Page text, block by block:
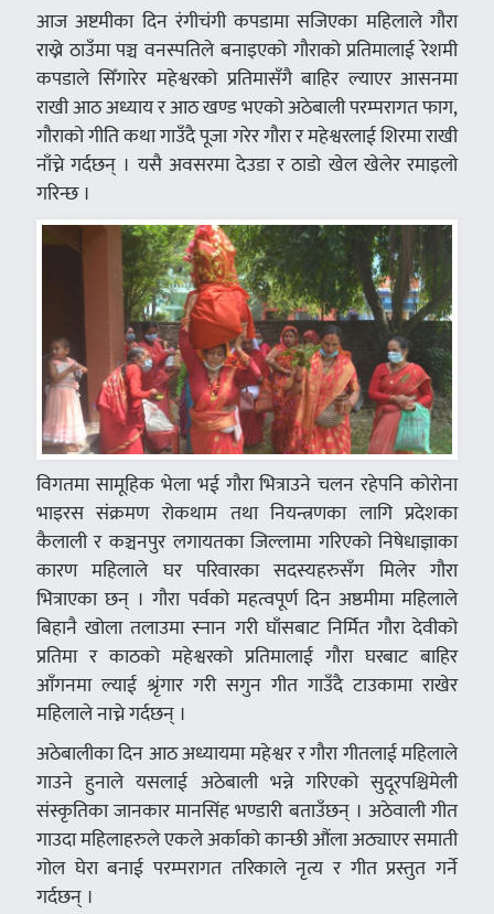
आज अष्टमीका दिन रंगीचंगी कपडामा सजिएका महिलाले गौरा
राख्ने ठाउँमा पञ्च वनस्पतिले बनाइएको गौराको प्रतिमालाई रेशमी
कपडाले सिँगारेर महेश्वरको प्रतिमासँगै बाहिर ल्याएर आसनमा
राखी आठ अध्याय र आठ खण्ड भएको अठेबाली परम्परागत फाग,
गौराको गीति कथा गाउँदै पूजा गरेर गौरा र महेश्वरलाई शिरमा राखी
नाँच्ने गर्दछन् । यसै अवसरमा देउडा र ठाडो खेल खेलेर रमाइलो
गरिन्छ ।
विगतमा सामूहिक भेला भई गौरा भित्राउने चलन रहेपनि कोरोना
भाइरस संक्रमण रोकथाम तथा नियन्त्रणका लागि प्रदेशका
कैलाली र कञ्चनपुर लगायतका जिल्लामा गरिएको निषेधाज्ञाका
कारण महिलाले घर परिवारका सदस्यहरुसँग मिलेर गौरा
भित्राएका छन् । गौरा पर्वको महत्वपूर्ण दिन अष्ठमीमा महिलाले
बिहानै खोला तलाउमा स्नान गरी घाँसबाट निर्मित गौरा देवीको
प्रतिमा र काठको महेश्वरको प्रतिमालाई गौरा घरबाट बाहिर
आँगनमा ल्याई श्रृंगार गरी सगुन गीत गाउँदै टाउकामा राखेर
महिलाले नाच्ने गर्दछन् ।
अठेबालीका दिन आठ अध्यायमा महेश्वर र गौरा गीतलाई महिलाले
गाउने हुनाले यसलाई अठेबाली भन्ने गरिएको सुदूरपश्चिमेली
संस्कृतिका जानकार मानसिंह भण्डारी बताउँछन् । अठेवाली गीत
गाउदा महिलाहरुले एकले अर्काको कान्छी औंला अठ्याएर समाती
गोल घेरा बनाई परम्परागत तरिकाले नृत्य र गीत प्रस्तुत गर्ने
गर्दछन् ।